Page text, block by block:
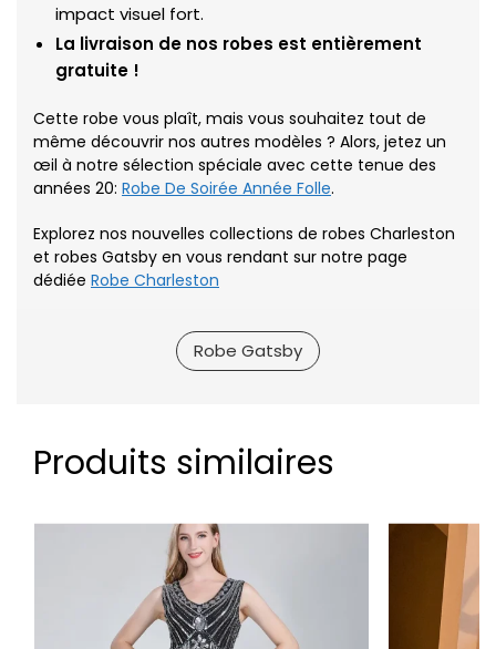
impact visuel fort.
La livraison de nos robes est entièrement
gratuite !
Cette robe vous plaît, mais vous souhaitez tout de
même découvrir nos autres modèles ? Alors, jetez un
œil à notre sélection spéciale avec cette tenue des
années 20: Robe De Soirée Année Folle.
Explorez nos nouvelles collections de robes Charleston
et robes Gatsby en vous rendant sur notre page
dédiée Robe Charleston
Robe Gatsby
Produits similaires